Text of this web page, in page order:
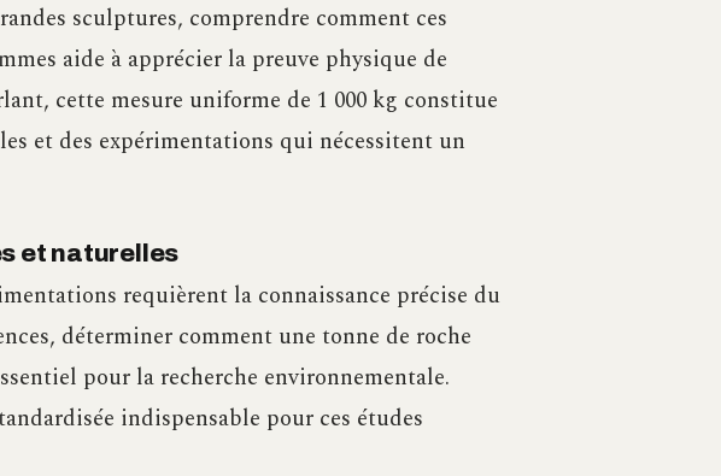
sculptures, comprendre comment ces
aide à apprécier la preuve physique de
cette mesure uniforme de 1 000 kg constitue
et des expérimentations qui nécessitent un
et naturelles
requièrent la connaissance précise du
déterminer comment une tonne de roche
pour la recherche environnementale.
indispensable pour ces études